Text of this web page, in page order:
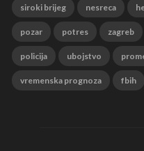
siroki brijeg nesreca
pozar potres zagreb
policija ubojstvo
vremenska prognoza fbih